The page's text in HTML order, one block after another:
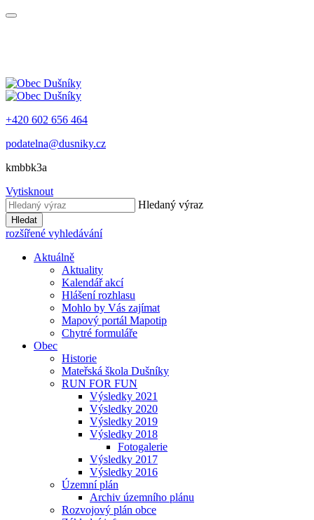
+420 602 656 464
podatelna@dusniky.cz
kmbbk3a
Vytisknout
Hledaný výraz
Hledat
rozšířené vyhledávání
Aktuálně
Aktuality
Kalendář akcí
Hlášení rozhlasu
Mohlo by Vás zajímat
Mapový portál Mapotip
Chytré formuláře
Obec
Historie
Mateřská škola Dušníky
RUN FOR FUN
Výsledky 2021
Výsledky 2020
Výsledky 2019
Výsledky 2018
Fotogalerie
Výsledky 2017
Výsledky 2016
Územní plán
Archiv územního plánu
Rozvojový plán obce